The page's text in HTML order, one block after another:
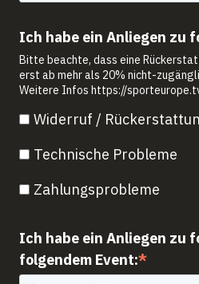
Ich habe ein Anliegen zu
Bitte beachte, dass eine
erst ab mehr als 20% nicht-
Weitere Infos https://
Widerruf /
Technische Probleme
Zahlungsprobleme
Ich habe ein Anliegen zu
folgendem Event:*